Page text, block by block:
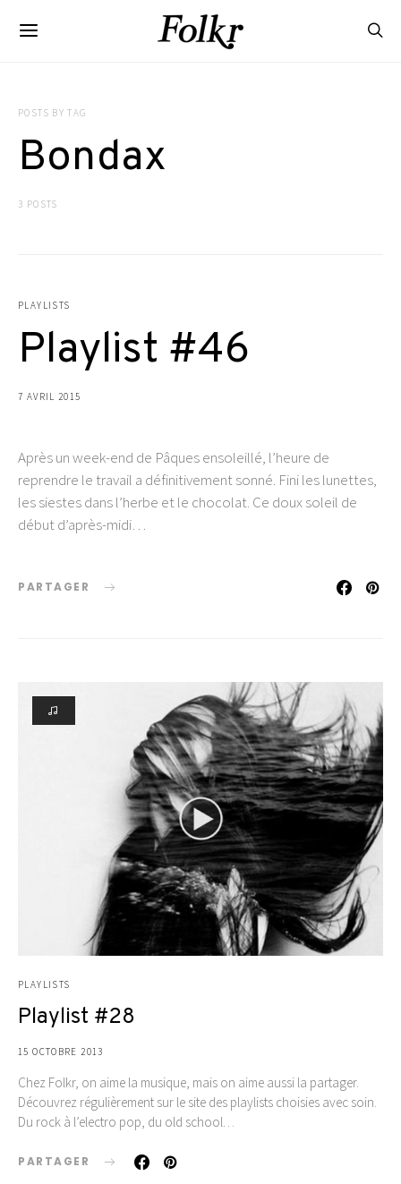
POSTS BY TAG
Bondax
3 POSTS
PLAYLISTS
Playlist #46
7 AVRIL 2015
Après un week-end de Pâques ensoleillé, l’heure de
reprendre le travail a définitivement sonné. Fini les lunettes,
les siestes dans l’herbe et le chocolat. Ce doux soleil de
début d’après-midi…
PARTAGER
PLAYLISTS
Playlist #28
15 OCTOBRE 2013
Chez Folkr, on aime la musique, mais on aime aussi la partager.
Découvrez régulièrement sur le site des playlists choisies avec soin.
Du rock à l’electro pop, du old school…
PARTAGER